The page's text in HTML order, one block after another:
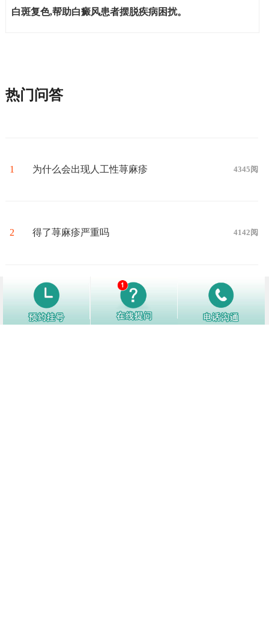
白斑复色,帮助白癜风患者摆脱疾病困扰。
热门问答
1 为什么会出现人工性荨麻疹 4345阅
2 得了荨麻疹严重吗 4142阅
荨麻疹检查挂什么科 3993阅